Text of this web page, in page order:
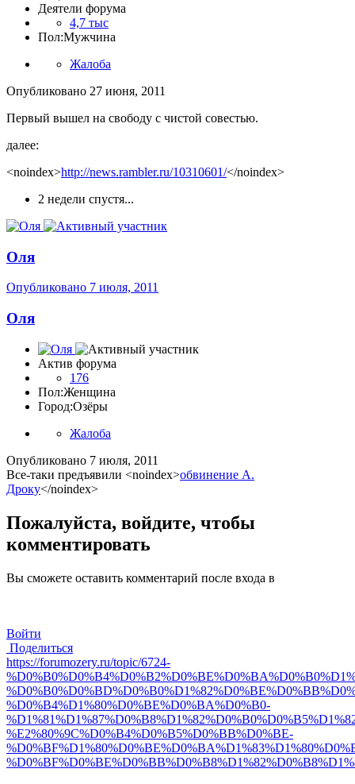
Деятели форума
4,7 тыс
Пол:Мужчина
Жалоба
Опубликовано 27 июня, 2011
Первый вышел на свободу с чистой совестью.
далее:
<noindex>http://news.rambler.ru/10310601/</noindex>
2 недели спустя...
Оля
Опубликовано 7 июля, 2011
Оля
Актив форума
176
Пол:Женщина
Город:Озёры
Жалоба
Опубликовано 7 июля, 2011
Все-таки предъявили <noindex>обвинение А.
Дроку</noindex>
Пожалуйста, войдите, чтобы
комментировать
Вы сможете оставить комментарий после входа в
Войти
Поделиться
https://forumozery.ru/topic/6724-
%D0%B4%D1%80%D0%BE%D0%BA%D0%B0-
%E2%80%9C%D0%B4%D0%B5%D0%BB%D0%BE-